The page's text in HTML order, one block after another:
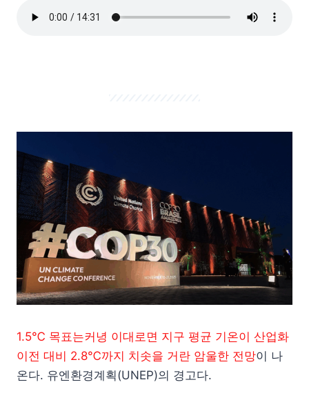
1.5℃ 목표는커녕 이대로면 지구 평균 기온이 산업화
이전 대비 2.8℃까지 치솟을 거란 암울한 전망이 나
온다. 유엔환경계획(UNEP)의 경고다.